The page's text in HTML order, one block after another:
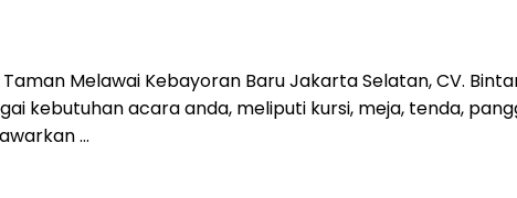
Melawai Kebayoran Baru Jakarta Selatan, CV.
kebutuhan acara anda, meliputi kursi, meja, tenda,
…